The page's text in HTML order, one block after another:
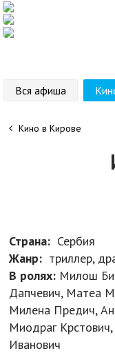
Вся афиша
Кино в Кирове
Страна: Сербия
Жанр: триллер,
В ролях: Милош
Дапчевич, Матеа
Милена Предич,
Миодраг
Иванович